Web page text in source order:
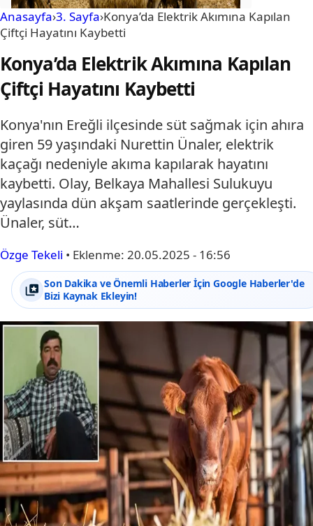
Anasayfa›3. Sayfa›Konya’da Elektrik Akımına Kapılan
Çiftçi Hayatını Kaybetti
Konya’da Elektrik Akımına Kapılan
Çiftçi Hayatını Kaybetti
Konya'nın Ereğli ilçesinde süt sağmak için ahıra
giren 59 yaşındaki Nurettin Ünaler, elektrik
kaçağı nedeniyle akıma kapılarak hayatını
kaybetti. Olay, Belkaya Mahallesi Sulukuyu
yaylasında dün akşam saatlerinde gerçekleşti.
Ünaler, süt…
Özge Tekeli • Eklenme: 20.05.2025 - 16:56
Son Dakika ve Önemli Haberler İçin Google Haberler'de
Bizi Kaynak Ekleyin!